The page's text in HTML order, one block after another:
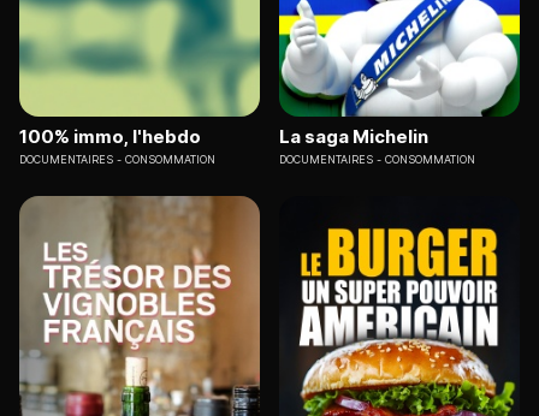
100% immo, l'hebdo
DOCUMENTAIRES CONSOMMATION
La saga Michelin
DOCUMENTAIRES CONSOMMATION